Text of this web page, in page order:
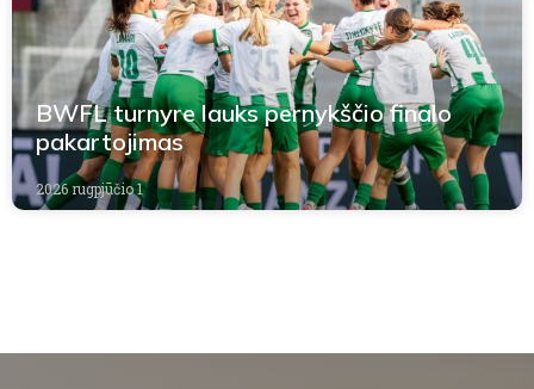
BWFL turnyre lauks pernykščio finalo
pakartojimas
2026 rugpjūčio 1